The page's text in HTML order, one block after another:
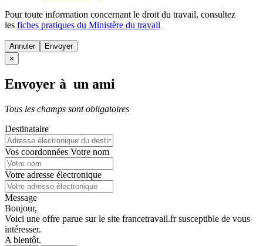
Pour toute information concernant le droit du travail, consultez
les fiches pratiques du Ministère du travail
Annuler
×
Envoyer à un ami
Tous les champs sont obligatoires
Destinataire
Vos coordonnées Votre nom
Votre adresse électronique
Message
Bonjour,
Voici une offre parue sur le site francetravail.fr susceptible de vous
intéresser.
A bientôt.